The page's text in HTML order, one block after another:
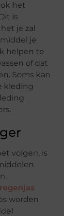
het
is
je zal
je
helpen te
of dat
Soms kan
kleding
volgen, is
regenjas
worden